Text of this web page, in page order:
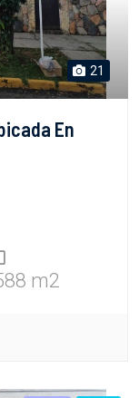
21
En
m2